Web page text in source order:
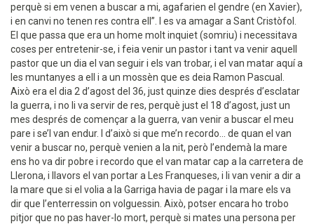
perquè si em venen a buscar a mi, agafarien el gendre (en Xavier),
i en canvi no tenen res contra ell”. I es va amagar a Sant Cristòfol.
El que passa que era un home molt inquiet (somriu) i necessitava
coses per entretenir-se, i feia venir un pastor i tant va venir aquell
pastor que un dia el van seguir i els van trobar, i el van matar aquí a
les muntanyes a ell i a un mossèn que es deia Ramon Pascual.
Això era el dia 2 d’agost del 36, just quinze dies després d’esclatar
la guerra, i no li va servir de res, perquè just el 18 d’agost, just un
mes després de començar a la guerra, van venir a buscar el meu
pare i se’l van endur. I d’això si que me’n recordo... de quan el van
venir a buscar no, perquè venien a la nit, però l’endemà la mare
ens ho va dir pobre i recordo que el van matar cap a la carretera de
Llerona, i llavors el van portar a Les Franqueses, i li van venir a dir a
la mare que si el volia a la Garriga havia de pagar i la mare els va
dir que l’enterressin on volguessin. Això, potser encara ho trobo
pitjor que no pas haver-lo mort, perquè si mates una persona per